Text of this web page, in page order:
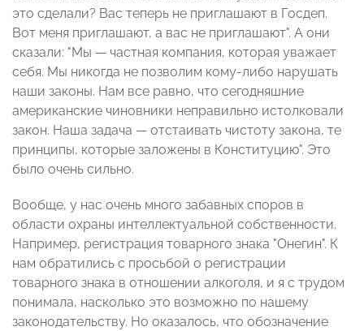
это сделали? Вас теперь не приглашают в Госдеп.
Вот меня приглашают, а вас не приглашают". А они
сказали: "Мы — частная компания, которая уважает
себя. Мы никогда не позволим кому-либо нарушать
наши законы. Нам все равно, что сегодняшние
американские чиновники неправильно истолковали
закон. Наша задача — отстаивать чистоту закона, те
принципы, которые заложены в Конституцию". Это
было очень сильно.
Вообще, у нас очень много забавных споров в
области охраны интеллектуальной собственности.
Например, регистрация товарного знака "Онегин". К
нам обратились с просьбой о регистрации
товарного знака в отношении алкоголя, и я с трудом
понимала, насколько это возможно по нашему
законодательству. Но оказалось, что обозначение